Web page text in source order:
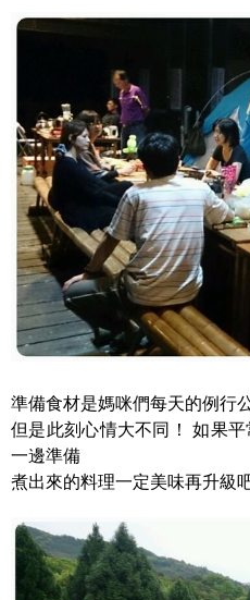
準備食材是媽咪們每天的例行
但是此刻心情大不同！ 如果
一邊準備
煮出來的料理一定美味再升級